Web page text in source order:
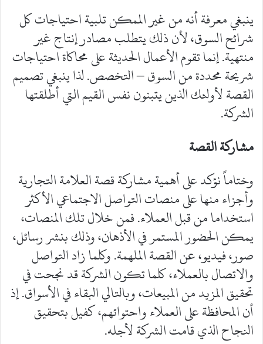
ينبغي معرفة أنه من غير الممكن تلبية احتياجات كل
شرائح السوق، لأن ذلك يتطلب مصادر إنتاج غير
منتهية. إنما تقوم الأعمال الحديثة على محاكاة احتياجات
شريحة محددة من السوق – التخصص. لذا ينبغي تصميم
القصة لأولئك الذين يتبنون نفس القيم التي أطلقتها
الشركة.
مشاركة القصة
وختاماً نؤكد على أهمية مشاركة قصة العلامة التجارية
وأجزاء منها على منصات التواصل الاجتماعي الأكثر
استخداما من قبل العملاء. فمن خلال تلك المنصات،
يمكن الحضور المستمر في الأذهان، وذلك بنشر رسائل،
صور، فيديو، عن القصة الملهمة. وكلما زاد التواصل
والاتصال بالعملاء، كلما تكون الشركة قد نجحت في
تحقيق المزيد من المبيعات، وبالتالي البقاء في الأسواق. إذ
أن المحافظة على العملاء واحتوائهم، كفيل بتحقيق
النجاح الذي قامت الشركة لأجله.